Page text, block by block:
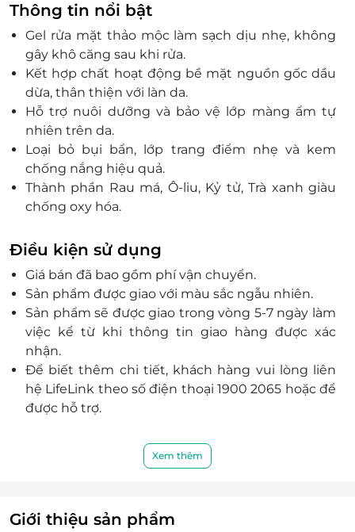
Thông tin nổi bật
Gel rửa mặt thảo mộc làm sạch dịu nhẹ, không
gây khô căng sau khi rửa.
Kết hợp chất hoạt động bề mặt nguồn gốc dầu
dừa, thân thiện với làn da.
Hỗ trợ nuôi dưỡng và bảo vệ lớp màng ẩm tự
nhiên trên da.
Loại bỏ bụi bẩn, lớp trang điểm nhẹ và kem
chống nắng hiệu quả.
Thành phần Rau má, Ô-liu, Kỷ tử, Trà xanh giàu
chống oxy hóa.
độ ẩm tự nhiên.
Phù hợp nhiều loại da và quy trình chăm sóc
hằng ngày.
Điều kiện sử dụng
Giá bán đã bao gồm phí vận chuyển.
Sản phẩm được giao với màu sắc ngẫu nhiên.
Sản phẩm sẽ được giao trong vòng 5-7 ngày làm
việc kể từ khi thông tin giao hàng được xác
nhận.
Để biết thêm chi tiết, khách hàng vui lòng liên
hệ LifeLink theo số điện thoại 1900 2065 hoặc để
được hỗ trợ.
Xem thêm
Giới thiệu sản phẩm